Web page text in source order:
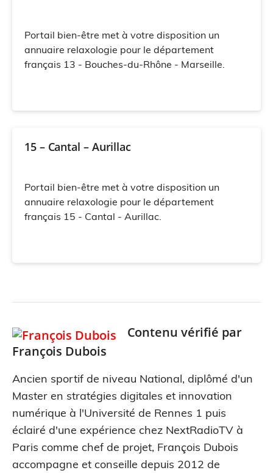
Portail bien-être met à votre disposition un
annuaire relaxologie pour le département
français 13 - Bouches-du-Rhône - Marseille.
15 – Cantal – Aurillac
Portail bien-être met à votre disposition un
annuaire relaxologie pour le département
français 15 - Cantal - Aurillac.
Contenu vérifié par
François Dubois
Ancien sportif de niveau National, diplômé d'un
Master en stratégies digitales et innovation
numérique à l'Université de Rennes 1 puis
éclairé d'une expérience chez NextRadioTV à
Paris comme chef de projet, François Dubois
accompagne et conseille depuis 2012 de